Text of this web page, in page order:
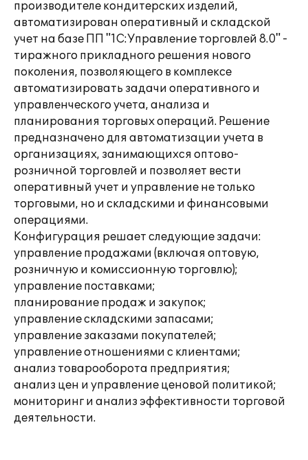
производителе кондитерских изделий,
автоматизирован оперативный и складской
учет на базе ПП "1С:Управление торговлей 8.0" -
тиражного прикладного решения нового
поколения, позволяющего в комплексе
автоматизировать задачи оперативного и
управленческого учета, анализа и
планирования торговых операций. Решение
предназначено для автоматизации учета в
организациях, занимающихся оптово-
розничной торговлей и позволяет вести
оперативный учет и управление не только
торговыми, но и складскими и финансовыми
операциями.
Конфигурация решает следующие задачи:
управление продажами (включая оптовую,
розничную и комиссионную торговлю);
управление поставками;
планирование продаж и закупок;
управление складскими запасами;
управление заказами покупателей;
управление отношениями с клиентами;
анализ товарооборота предприятия;
анализ цен и управление ценовой политикой;
мониторинг и анализ эффективности торговой
деятельности.